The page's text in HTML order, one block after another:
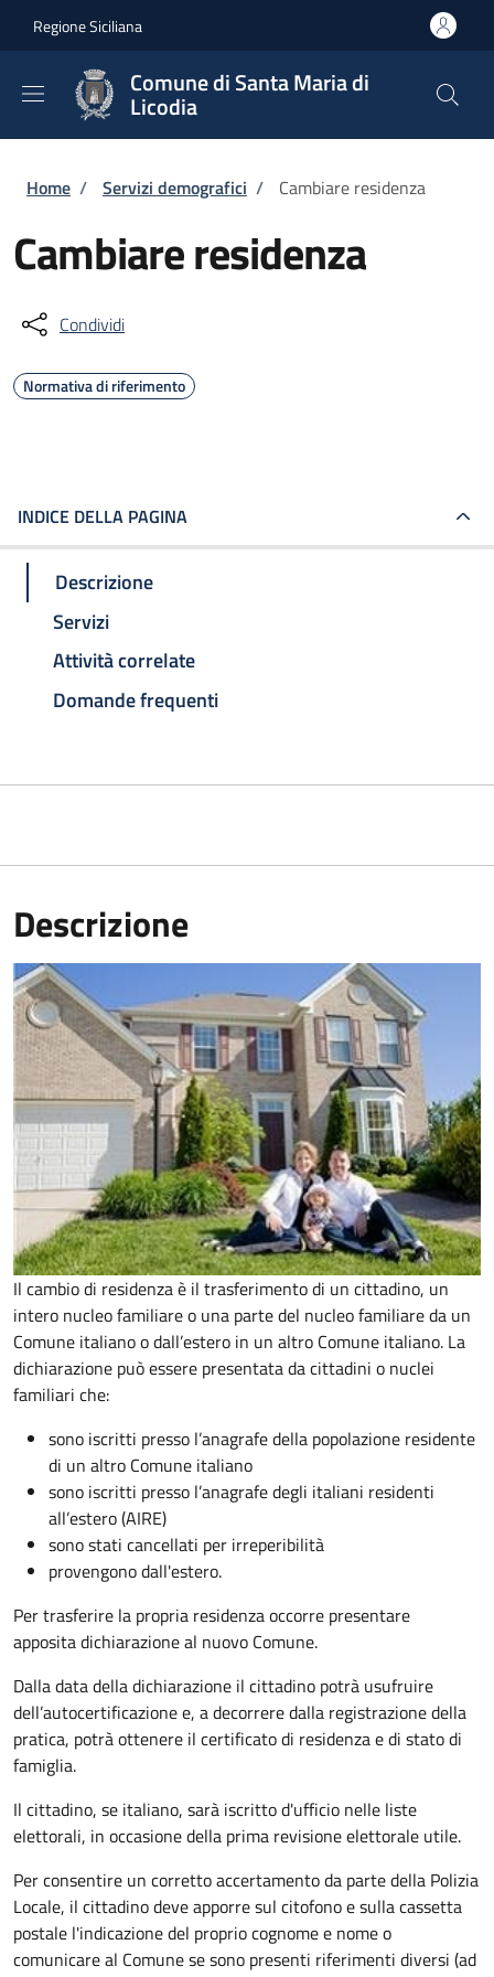
Regione Siciliana
Comune di Santa Maria di
Licodia
Briciole di pane
Home / Servizi demografici / Cambiare residenza
Cambiare residenza
Condividi
Normativa di riferimento
INDICE DELLA PAGINA
Descrizione
Servizi
Attività correlate
Domande frequenti
Descrizione
Il cambio di residenza è il trasferimento di un cittadino, un
intero nucleo familiare o una parte del nucleo familiare da un
Comune italiano o dall’estero in un altro Comune italiano. La
dichiarazione può essere presentata da cittadini o nuclei
familiari che:
sono iscritti presso l’anagrafe della popolazione residente
di un altro Comune italiano
sono iscritti presso l’anagrafe degli italiani residenti
all’estero (AIRE)
sono stati cancellati per irreperibilità
provengono dall'estero.
Per trasferire la propria residenza occorre presentare
appositadichiarazione al nuovo Comune.
Dalla data della dichiarazione il cittadino potrà usufruire
dell’autocertificazione e, a decorrere dalla registrazione della
pratica, potrà ottenere il certificato di residenza e di stato di
famiglia.
Il cittadino, se italiano, sarà iscritto d'ufficio nelle liste
elettorali, in occasione della prima revisione elettorale utile.
Per consentire un corretto accertamento da parte della Polizia
Locale, il cittadino deve apporre sul citofono e sulla cassetta
postale l'indicazione del proprio cognome e nome o
comunicare al Comune se sono presenti riferimenti diversi (ad